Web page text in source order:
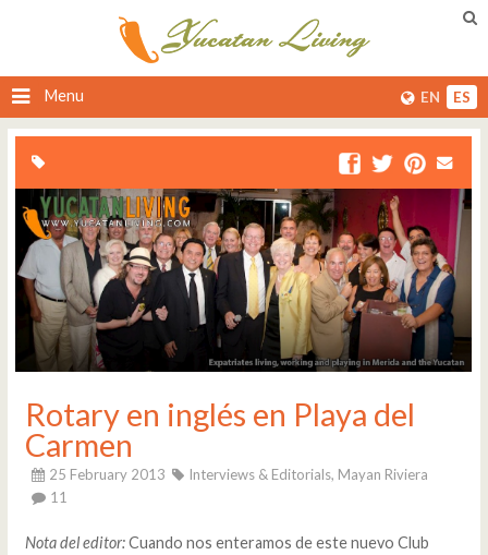
Menu EN ES
Rotary en inglés en Playa del
Carmen
25 February 2013 Interviews & Editorials, Mayan Riviera
11
Nota del editor:Cuando nos enteramos de este nuevo Club